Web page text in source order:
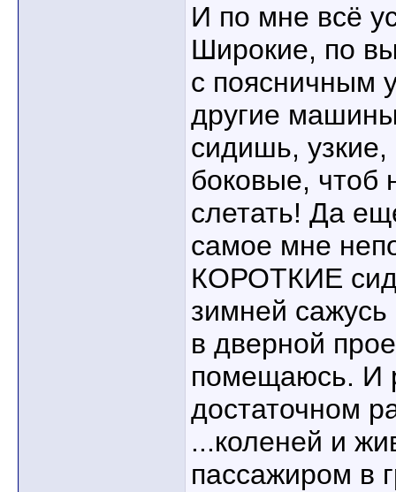
И по мне всё
Широкие, по
с поясничным
другие
сидишь,
боковые, чтоб
слетать! Да
самое мне
КОРОТКИЕ
зимней
в дверной
помещаюсь. И
достаточном
...коленей и
пассажиром в